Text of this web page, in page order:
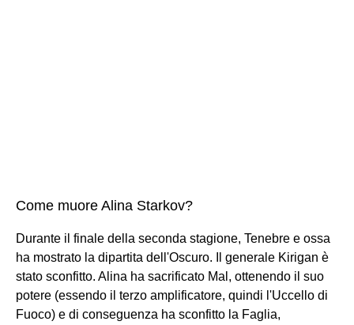
Come muore Alina Starkov?
Durante il finale della seconda stagione, Tenebre e ossa
ha mostrato la dipartita dell'Oscuro. Il generale Kirigan è
stato sconfitto. Alina ha sacrificato Mal, ottenendo il suo
potere (essendo il terzo amplificatore, quindi l'Uccello di
Fuoco) e di conseguenza ha sconfitto la Faglia,